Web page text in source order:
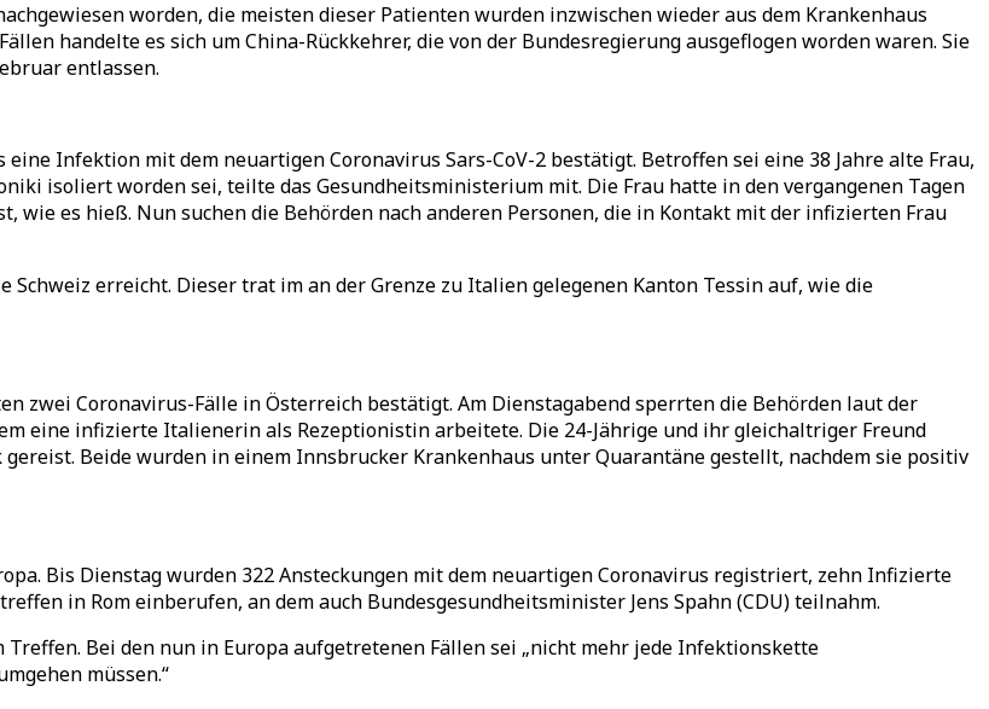
worden, die meisten dieser Patienten wurden inzwischen wieder aus dem Krankenhaus
handelte es sich um China-Rückkehrer, die von der Bundesregierung ausgeflogen worden waren. Sie
entlassen.
Infektion mit dem neuartigen Coronavirus Sars-CoV-2 bestätigt. Betroffen sei eine 38 Jahre alte Frau,
isoliert worden sei, teilte das Gesundheitsministerium mit. Die Frau hatte in den vergangenen Tagen
wie es hieß. Nun suchen die Behörden nach anderen Personen, die in Kontakt mit der infizierten Frau
Schweiz erreicht. Dieser trat im an der Grenze zu Italien gelegenen Kanton Tessin auf, wie die
zwei Coronavirus-Fälle in Österreich bestätigt. Am Dienstagabend sperrten die Behörden laut der
eine infizierte Italienerin als Rezeptionistin arbeitete. Die 24-Jährige und ihr gleichaltriger Freund
Beide wurden in einem Innsbrucker Krankenhaus unter Quarantäne gestellt, nachdem sie positiv
Bis Dienstag wurden 322 Ansteckungen mit dem neuartigen Coronavirus registriert, zehn Infizierte
in Rom einberufen, an dem auch Bundesgesundheitsminister Jens Spahn (CDU) teilnahm.
Treffen. Bei den nun in Europa aufgetretenen Fällen sei „nicht mehr jede Infektionskette
müssen.“